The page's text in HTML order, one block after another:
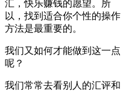
汇，快乐赚钱的愿望。所
以，找到适合你个性的操作
方法是最重要的。
我们又如何才能做到这一点
呢？
我们常常去看别人的汇评和